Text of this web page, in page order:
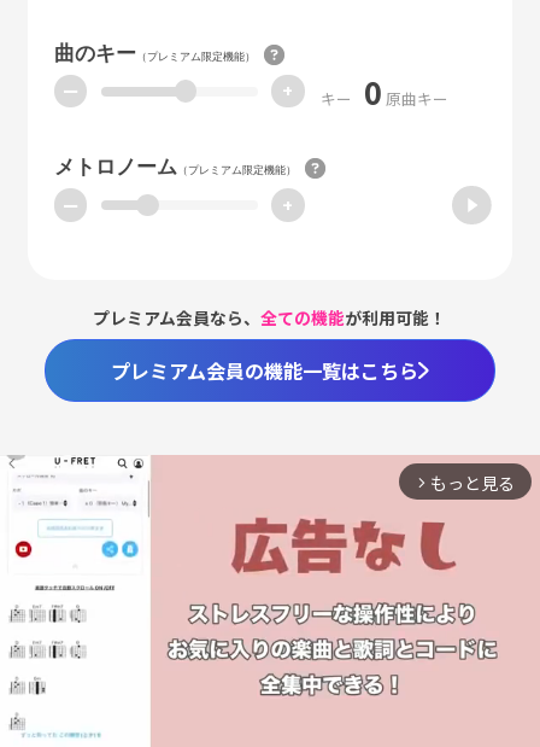
曲のキー（プレミアム限定機能）
ー + キー 0 原曲キー
メトロノーム（プレミアム限定機能）
ー +
プレミアム会員なら、全ての機能が利用可能！
プレミアム会員の機能一覧はこちら
arrow_forward_ios もっと見る